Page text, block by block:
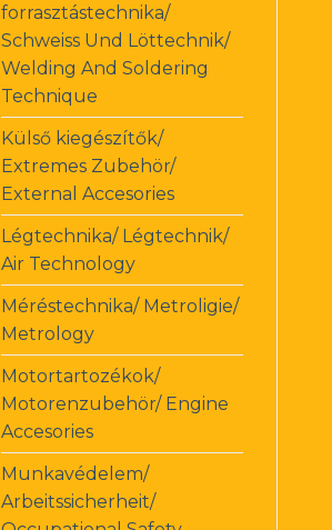
forrasztástechnika/
Schweiss Und Löttechnik/
Welding And Soldering
Technique
Külső kiegészítők/
Extremes Zubehör/
External Accesories
Légtechnika/ Légtechnik/
Air Technology
Méréstechnika/ Metroligie/
Metrology
Motortartozékok/
Motorenzubehör/ Engine
Accesories
Munkavédelem/
Arbeitssicherheit/